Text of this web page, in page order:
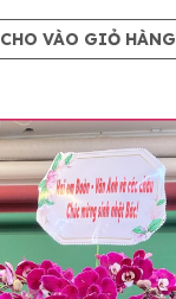
CHO VÀO GIỎ HÀNG